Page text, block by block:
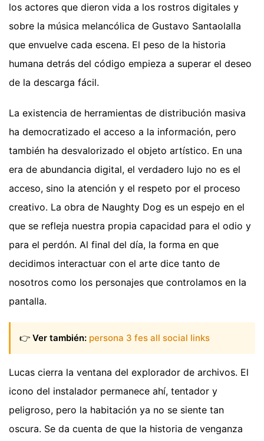
los actores que dieron vida a los rostros digitales y
sobre la música melancólica de Gustavo Santaolalla
que envuelve cada escena. El peso de la historia
humana detrás del código empieza a superar el deseo
de la descarga fácil.
La existencia de herramientas de distribución masiva
ha democratizado el acceso a la información, pero
también ha desvalorizado el objeto artístico. En una
era de abundancia digital, el verdadero lujo no es el
acceso, sino la atención y el respeto por el proceso
creativo. La obra de Naughty Dog es un espejo en el
que se refleja nuestra propia capacidad para el odio y
para el perdón. Al final del día, la forma en que
decidimos interactuar con el arte dice tanto de
nosotros como los personajes que controlamos en la
pantalla.
👉 Ver también: persona 3 fes all social links
Lucas cierra la ventana del explorador de archivos. El
icono del instalador permanece ahí, tentador y
peligroso, pero la habitación ya no se siente tan
oscura. Se da cuenta de que la historia de venganza